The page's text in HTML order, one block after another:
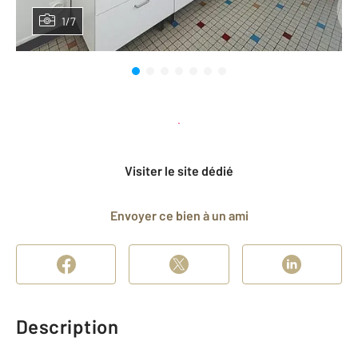
1/7
Visiter le site dédié
Envoyer ce bien à un ami
Description